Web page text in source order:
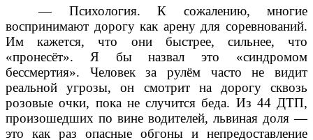
— Психология. К сожалению, многие
воспринимают дорогу как арену для соревнований.
Им кажется, что они быстрее, сильнее, что
«пронесёт». Я бы назвал это «синдромом
бессмертия». Человек за рулём часто не видит
реальной угрозы, он смотрит на дорогу сквозь
розовые очки, пока не случится беда. Из 44 ДТП,
произошедших по вине водителей, львиная доля —
это как раз опасные обгоны и непредоставление